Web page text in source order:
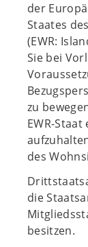
der
Staates
(EWR:
Sie bei
zu
EWR-
des
die
besitzen.